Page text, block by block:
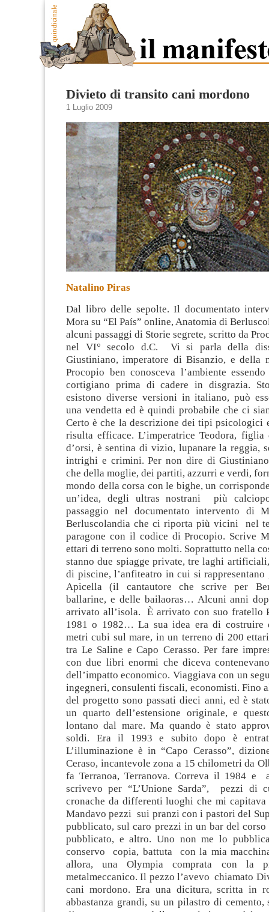
Divieto di transito cani mordono
1 Luglio 2009
Natalino Piras
Dal libro delle sepolte. Il documentato
Mora su “El País” online, Anatomia di
alcuni passaggi di Storie segrete, scritto da
nel VI° secolo d.C. Vi si parla della
Giustiniano, imperatore diBisanzio, e della
Procopio ben conosceva l’ambiente
cortigiano prima di cadere in disgrazia.
esistono diverse versioni in italiano, può
una vendetta ed è quindi probabile che ci
Certo è che la descrizione dei tipi psicologici
risulta efficace. L’imperatrice Teodora,
d’orsi, è sentina di vizio, lupanare la reggia,
intrighi e crimini. Per non dire di
che della moglie, dei partiti, azzurri e verdi,
mondo della corsa con le bighe, un
un’idea, degli ultras nostrani più
passaggio nel documentato intervento di
Berluscolandia che ci riporta più vicini nel
paragone con il codice di Procopio. Scrive
ettari di terreno sono molti. Soprattutto nella
stanno due spiagge private, tre laghi
di piscine, l’anfiteatro in cui si
Apicella (il cantautore che scrive per
ballarine, e delle bailaoras… Alcuni anni
arrivato all’isola. È arrivato con suo fratello
1981 o 1982… La sua idea era di costruire
metri cubi sul mare, in un terreno di 200
tra Le Saline e Capo Cerasso. Per fare
con due libri enormi che diceva
dell’impatto economico. Viaggiava con un
ingegneri, consulenti fiscali, economisti. Fino
del progetto sono passati dieci anni, ed è
un quarto dell’estensione originale, e
lontano dal mare. Ma quando è stato
soldi. Era il 1993 e subito dopo è
L’illuminazione è in “Capo Cerasso”,
Ceraso, incantevole zona a 15 chilometri da
fa Terranoa, Terranova. Correva il 1984 e
scrivevo per “L’Unione Sarda”, pezzi di
cronache da differenti luoghi che mi
Mandavo pezzi sui pranzi con i pastori del
pubblicato, sul caro prezzi in un bar del
pubblicato, e altro. Uno non me lo
conservo copia, battuta con la mia
allora, una Olympia comprata con la
metalmeccanico. Il pezzo l’avevo chiamato
cani mordono. Era una dicitura, scritta in
abbastanza grandi, su un pilastro di